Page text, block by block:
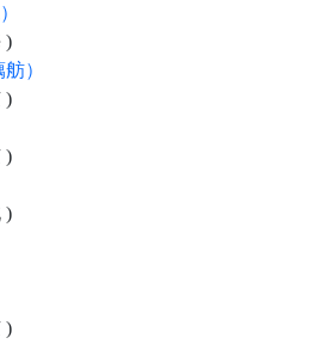
)
）
)
)
)
)